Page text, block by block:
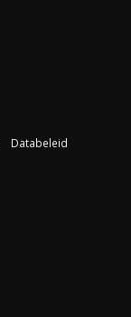
Databeleid